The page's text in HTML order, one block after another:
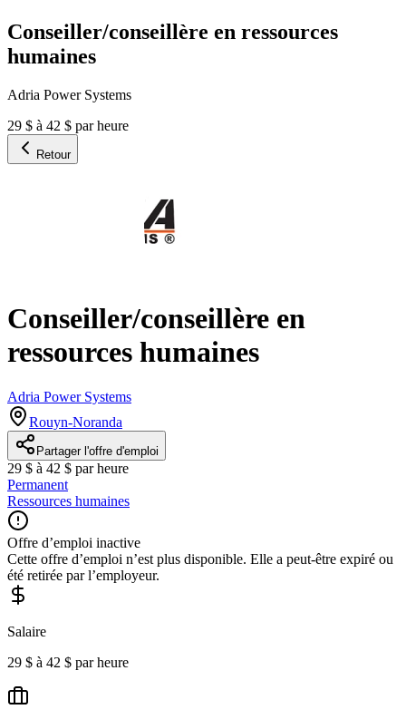
Conseiller/conseillère en ressources
humaines
Adria Power Systems
29 $ à 42 $ par heure
Retour
Conseiller/conseillère en
ressources humaines
Adria Power Systems
Rouyn-Noranda
Partager l'offre d'emploi
29 $ à 42 $ par heure
Permanent
Ressources humaines
Offre d’emploi inactive
Cette offre d’emploi n’est plus disponible. Elle a peut-être expiré ou
été retirée par l’employeur.
Salaire
29 $ à 42 $ par heure